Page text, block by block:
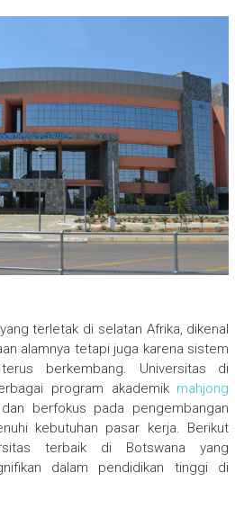
terletak di selatan Afrika, dikenal
alamnya tetapi juga karena sistem
berkembang. Universitas di
program akademik mahjong
berfokus pada pengembangan
kebutuhan pasar kerja. Berikut
terbaik di Botswana yang
dalam pendidikan tinggi di